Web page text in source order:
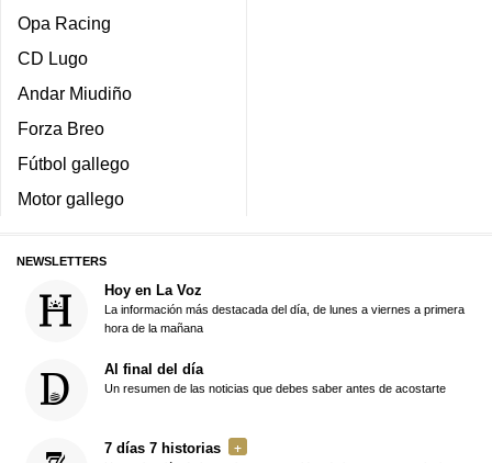
Opa Racing
CD Lugo
Andar Miudiño
Forza Breo
Fútbol gallego
Motor gallego
NEWSLETTERS
Hoy en La Voz
La información más destacada del día, de lunes a viernes a primera
hora de la mañana
Al final del día
Un resumen de las noticias que debes saber antes de acostarte
7 días 7 historias